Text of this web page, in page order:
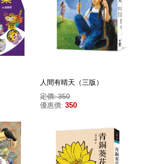
人間有晴天（三版）
定價: 350
優惠價: 350